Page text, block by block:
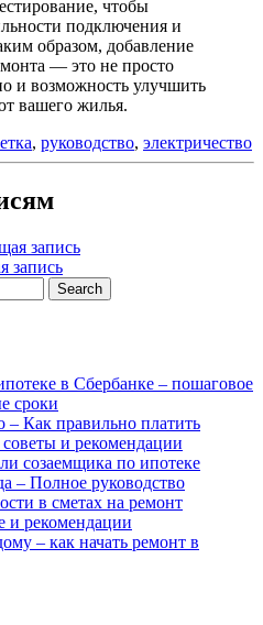
чтобы
подключения и
образом, добавление
— это не просто
и возможность улучшить
вашего жилья.
, руководство, электричество
запись
запись
Search
в Сбербанке – пошаговое
сроки
– Как правильно платить
и рекомендации
созаемщика по ипотеке
– Полное руководство
в сметах на ремонт
и рекомендации
– как начать ремонт в